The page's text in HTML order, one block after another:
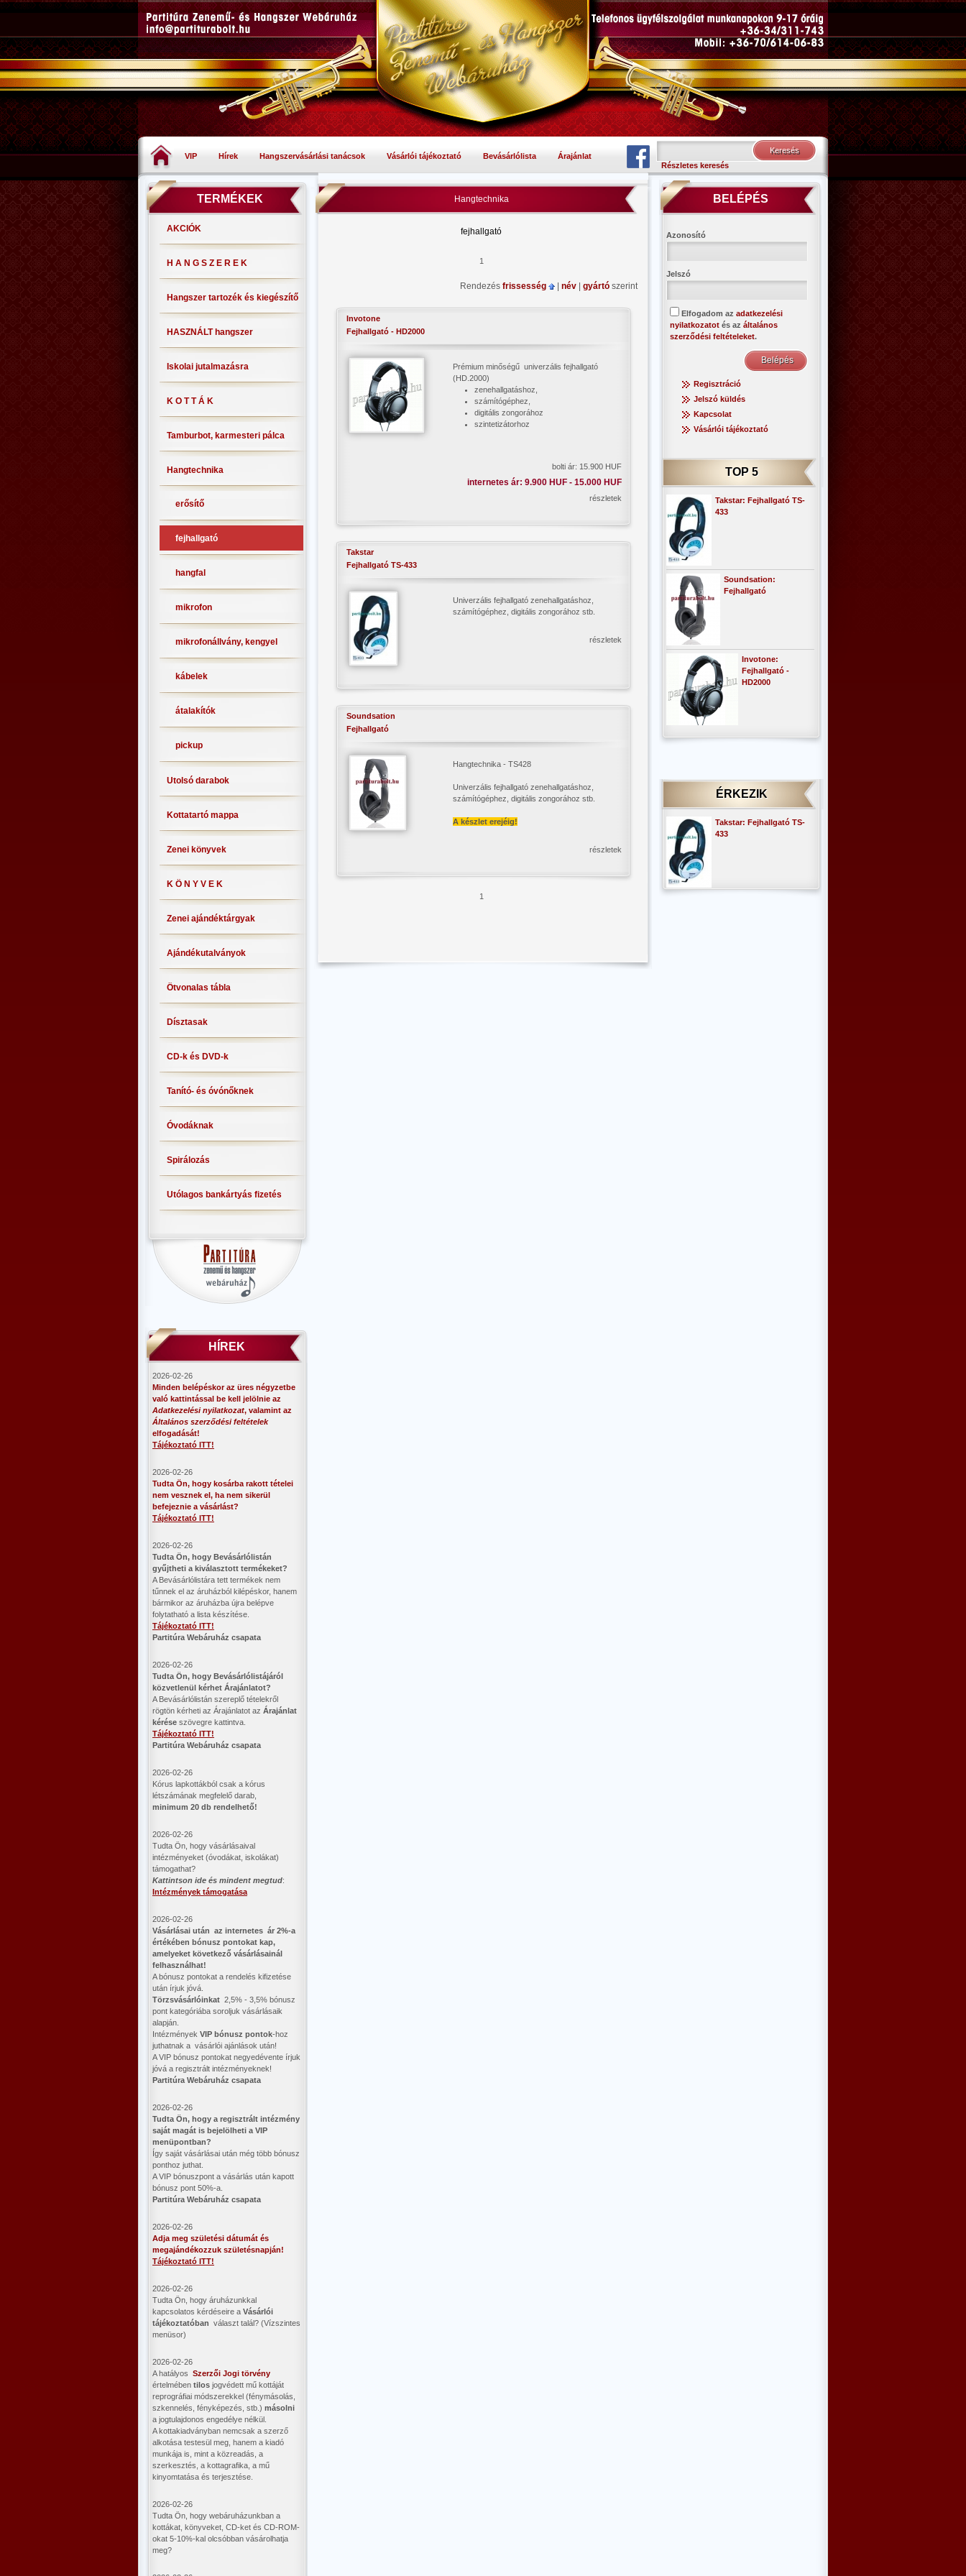
VIP Hírek Hangszervásárlási tanácsok Vásárlói tájékoztató Bevásárlólista
Árajánlat
Részletes keresés
TERMÉKEK
AKCIÓK
H A N G S Z E R E K
Hangszer tartozék és kiegészítő
HASZNÁLT hangszer
Iskolai jutalmazásra
K O T T Á K
Tamburbot, karmesteri pálca
Hangtechnika
erősítő
fejhallgató
hangfal
mikrofon
mikrofonállvány, kengyel
kábelek
átalakítók
pickup
Utolsó darabok
Kottatartó mappa
Zenei könyvek
K Ö N Y V E K
Zenei ajándéktárgyak
Ajándékutalványok
Ötvonalas tábla
Dísztasak
CD-k és DVD-k
Tanító- és óvónőknek
Óvodáknak
Spirálozás
Utólagos bankártyás fizetés
HÍREK
2026-02-26
Minden belépéskor az üres négyzetbe
való kattintással be kell jelölnie az
Adatkezelési nyilatkozat, valamint az
Általános szerződési feltételek
elfogadását!
Tájékoztató ITT!
2026-02-26
Tudta Ön, hogy kosárba rakott tételei
nem vesznek el, ha nem sikerül
befejeznie a vásárlást?
Tájékoztató ITT!
2026-02-26
​Tudta Ön, hogy Bevásárlólistán
gyűjtheti a kiválasztott termékeket?
A Bevásárlólistára tett termékek nem
tűnnek el az áruházból kilépéskor, hanem
bármikor az áruházba újra belépve
folytatható a lista készítése.
Tájékoztató ITT!
Partitúra Webáruház csapata
2026-02-26
​Tudta Ön, hogy Bevásárlólistájáról
közvetlenül kérhet Árajánlatot?
A Bevásárlólistán szereplő tételekről
rögtön kérheti az Árajánlatot az Árajánlat
kérése szövegre kattintva.
Tájékoztató ITT!
Partitúra Webáruház csapata
2026-02-26
Kórus lapkottákból csak a kórus
létszámának megfelelő darab,
minimum 20 db rendelhető!
2026-02-26
Tudta Ön, hogy vásárlásaival
intézményeket (óvodákat, iskolákat)
támogathat?
Kattintson ide és mindent megtud:
Intézmények támogatása
2026-02-26
Vásárlásai után az internetes ár 2%-a
értékében bónusz pontokat kap,
amelyeket következő vásárlásainál
felhasználhat!
A bónusz pontokat a rendelés kifizetése
után írjuk jóvá.
Törzsvásárlóinkat 2,5% - 3,5% bónusz
pont kategóriába soroljuk vásárlásaik
alapján.
Intézmények VIP bónusz pontok-hoz
juthatnak a vásárlói ajánlások után!
A VIP bónusz pontokat negyedévente írjuk
jóvá a regisztrált intézményeknek!
Partitúra Webáruház csapata
2026-02-26
​Tudta Ön, hogy a regisztrált intézmény
saját magát is bejelölheti a VIP
menüpontban?
Így saját vásárlásai után még több bónusz
ponthoz juthat.
A VIP bónuszpont a vásárlás után kapott
bónusz pont 50%-a.
Partitúra Webáruház csapata
2026-02-26
Adja meg születési dátumát és
megajándékozzuk születésnapján!
Tájékoztató ITT!
2026-02-26
Tudta Ön, hogy áruházunkkal
kapcsolatos kérdéseire a Vásárlói
tájékoztatóban választ talál? (Vízszintes
menüsor)
2026-02-26
A hatályos Szerzői Jogi törvény
értelmében tilos jogvédett mű kottáját
reprográfiai módszerekkel (fénymásolás,
szkennelés, fényképezés, stb.) másolni
a jogtulajdonos engedélye nélkül.
A kottakiadványban nemcsak a szerző
alkotása testesül meg, hanem a kiadó
munkája is, mint a közreadás, a
szerkesztés, a kottagrafika, a mű
kinyomtatása és terjesztése.
2026-02-26
Tudta Ön, hogy webáruházunkban a
kottákat, könyveket, CD-ket és CD-ROM-
okat 5-10%-kal olcsóbban vásárolhatja
meg?
Hangtechnika
fejhallgató
1
Rendezés frissesség név gyártó szerint
Invotone
Fejhallgató - HD2000
Prémium minőségű univerzális fejhallgató
(HD.2000)
zenehallgatáshoz,
számítógéphez,
digitális zongorához
szintetizátorhoz
bolti ár: 15.900 HUF
internetes ár: 9.900 HUF - 15.000 HUF
részletek
Takstar
Fejhallgató TS-433
Univerzális fejhallgató zenehallgatáshoz,
számítógéphez, digitális zongorához stb.
részletek
Soundsation
Fejhallgató
Hangtechnika - TS428
Univerzális fejhallgató zenehallgatáshoz,
számítógéphez, digitális zongorához stb.
A készlet erejéig!
részletek
1
BELÉPÉS
Azonosító
Jelszó
Elfogadom az adatkezelési
nyilatkozatot és az általános
szerződési feltételeket.
Regisztráció
Jelszó küldés
Kapcsolat
Vásárlói tájékoztató
TOP 5
Takstar: Fejhallgató TS-
433
Soundsation:
Fejhallgató
Invotone:
Fejhallgató -
HD2000
ÉRKEZIK
Takstar: Fejhallgató TS-
433